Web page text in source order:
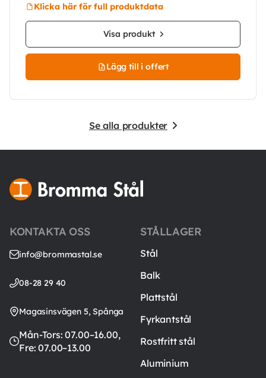
Klicka här för full produktdata
Visa produkt
Lägg till i offert
Se alla produkter
KONTAKTA OSS
info@brommastal.se
08-28 29 40
Magasinsvägen 5, Spånga
Mån-Tors: 07.00–16.00,
Fre: 07.00–13.00
STÅLLAGER
Stål
Balk
Plattstål
Fyrkantstål
Rostfritt stål
Aluminium